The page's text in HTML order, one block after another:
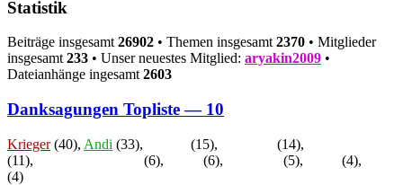
Statistik
Beiträge insgesamt 26902 • Themen insgesamt 2370 • Mitglieder
insgesamt 233 • Unser neuestes Mitglied: aryakin2009 •
Dateianhänge ingesamt 2603
Danksagungen Topliste — 10
Krieger(40), Andi (33), (15), (14),
(11),
(6), (6), (5), (4),
(4)